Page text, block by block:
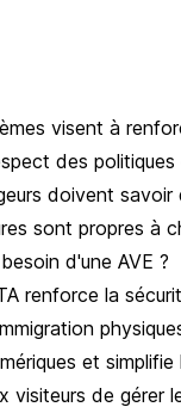
visent à
des politiques
doivent savoir
sont propres à
d'une AVE ?
renforce la
et
visiteurs de gérer